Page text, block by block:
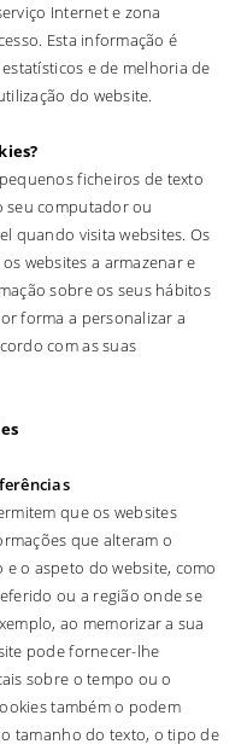
Internet e zona
Esta informação é
e de melhoria de
do website.
ficheiros de texto
seu computador ou
quando visita websites. Os
websites a armazenar e
sobre os seus hábitos
forma a personalizar a
com as suas
que os websites
que alteram o
o aspeto do website, como
ou a região onde se
ao memorizar a sua
pode fornecer-lhe
sobre o tempo ou o
também o podem
tamanho do texto, o tipo de